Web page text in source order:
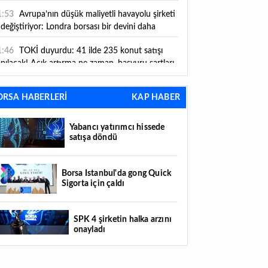
Avrupa’nın düşük maliyetli havayolu şirketi
Londra borsası bir devini daha
Açık artırma ne zaman, başvuru şartları
Yıl sonu hedefine doğru: Togg servis ağını
PMYO 3 bin 250 öğrenci alacak: PMYO
ne zaman, nasıl yapılır?
açıklayacağı tarih belli oldu
OYAK Çimento'dan 2026 yılı ilk yarı
değerlendirmesi var
HABERLERİ KAP HABER
Yabancı yatırımcı hissede
satışa döndü
Borsa İstanbul'da gong Quick
Sigorta için çaldı
SPK 4 şirketin halka arzını
onayladı